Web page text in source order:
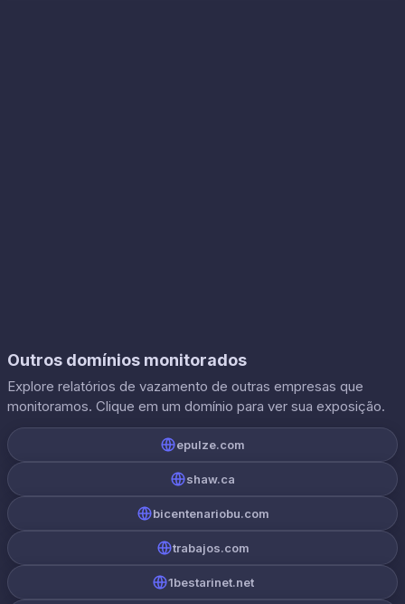
Outros domínios monitorados
Explore relatórios de vazamento de outras empresas que
monitoramos. Clique em um domínio para ver sua exposição.
epulze.com
shaw.ca
bicentenariobu.com
trabajos.com
1bestarinet.net